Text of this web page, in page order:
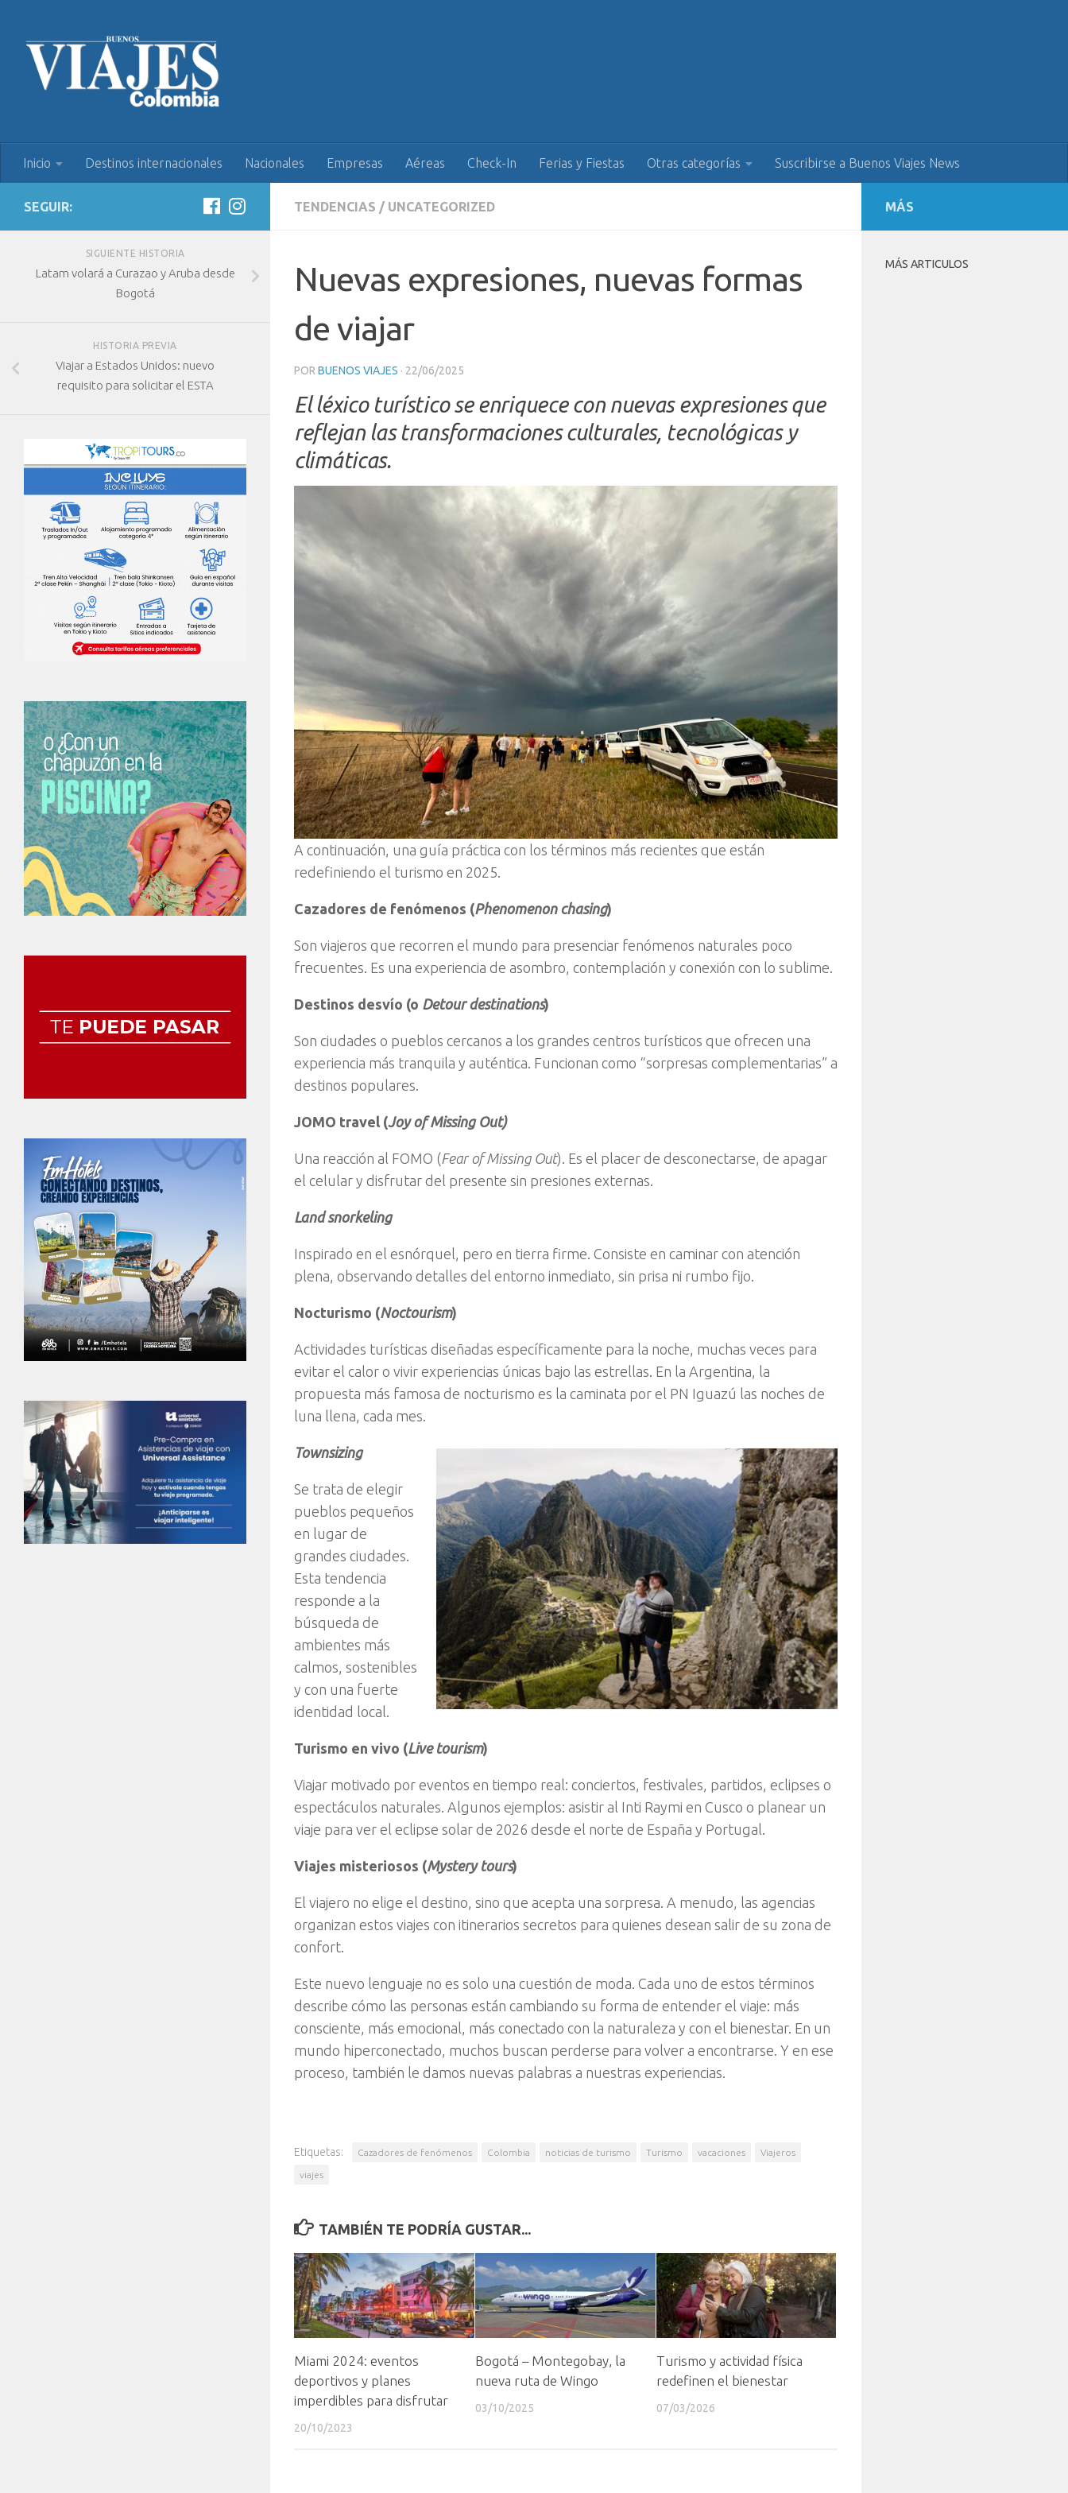
Inicio Destinos internacionales Nacionales Empresas Aéreas Check-In Ferias y Fiestas Otras categorías Suscribirse a Buenos Viajes News
TENDENCIAS / UNCATEGORIZED
Nuevas expresiones, nuevas formas
de viajar
POR BUENOS VIAJES · 22/06/2025
El léxico turístico se enriquece con nuevas expresiones que
reflejan las transformaciones culturales, tecnológicas y
climáticas.
A continuación, una guía práctica con los términos más recientes que están
redefiniendo el turismo en 2025.
Cazadores de fenómenos (Phenomenon chasing)
Son viajeros que recorren el mundo para presenciar fenómenos naturales poco
frecuentes. Es una experiencia de asombro, contemplación y conexión con lo sublime.
Destinos desvío (o Detour destinations)
Son ciudades o pueblos cercanos a los grandes centros turísticos que ofrecen una
experiencia más tranquila y auténtica. Funcionan como “sorpresas complementarias” a
destinos populares.
JOMO travel (Joy of Missing Out)
Una reacción al FOMO (Fear of Missing Out). Es el placer de desconectarse, de apagar
el celular y disfrutar del presente sin presiones externas.
Land snorkeling
Inspirado en el esnórquel, pero en tierra firme. Consiste en caminar con atención
plena, observando detalles del entorno inmediato, sin prisa ni rumbo fijo.
Nocturismo (Noctourism)
Actividades turísticas diseñadas específicamente para la noche, muchas veces para
evitar el calor o vivir experiencias únicas bajo las estrellas. En la Argentina, la
propuesta más famosa de nocturismo es la caminata por el PN Iguazú las noches de
luna llena, cada mes.
Townsizing
Se trata de elegir
pueblos pequeños
en lugar de
grandes ciudades.
Esta tendencia
responde a la
búsqueda de
ambientes más
calmos, sostenibles
y con una fuerte
identidad local.
Turismo en vivo (Live tourism)
Viajar motivado por eventos en tiempo real: conciertos, festivales, partidos, eclipses o
espectáculos naturales. Algunos ejemplos: asistir al Inti Raymi en Cusco o planear un
viaje para ver el eclipse solar de 2026 desde el norte de España y Portugal.
Viajes misteriosos (Mystery tours)
El viajero no elige el destino, sino que acepta una sorpresa. A menudo, las agencias
organizan estos viajes con itinerarios secretos para quienes desean salir de su zona de
confort.
Este nuevo lenguaje no es solo una cuestión de moda. Cada uno de estos términos
describe cómo las personas están cambiando su forma de entender el viaje: más
consciente, más emocional, más conectado con la naturaleza y con el bienestar. En un
mundo hiperconectado, muchos buscan perderse para volver a encontrarse. Y en ese
proceso, también le damos nuevas palabras a nuestras experiencias.
Etiquetas: Cazadores de fenómenos Colombia noticias de turismo Turismo vacaciones Viajeros
viajes
TAMBIÉN TE PODRÍA GUSTAR...
Miami 2024: eventos
deportivos y planes
imperdibles para disfrutar
20/10/2023
Bogotá – Montegobay, la
nueva ruta de Wingo
03/10/2025
Turismo y actividad física
redefinen el bienestar
07/03/2026
SEGUIR:
SIGUIENTE HISTORIA
Latam volará a Curazao y Aruba desde
Bogotá
HISTORIA PREVIA
Viajar a Estados Unidos: nuevo
requisito para solicitar el ESTA
MÁS
MÁS ARTICULOS